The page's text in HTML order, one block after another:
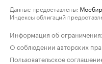
Данные предоставлены:
Индексы облигаций
Информация об
О соблюдении авторских
Пользовательское